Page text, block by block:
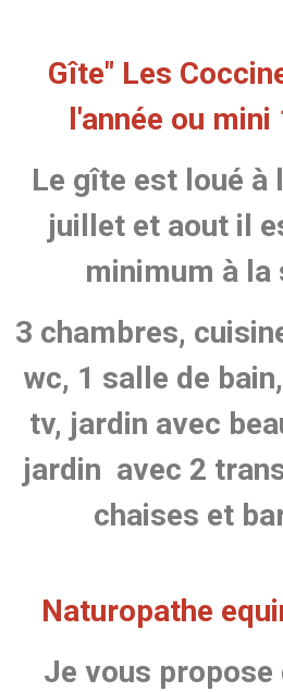
Gîte" Les
l'année ou
Le gîte est loué à
juillet et aout il
minimum à la
3 chambres,
wc, 1 salle de
tv, jardin avec
jardin avec 2
chaises et
Naturopathe
Je vous propose